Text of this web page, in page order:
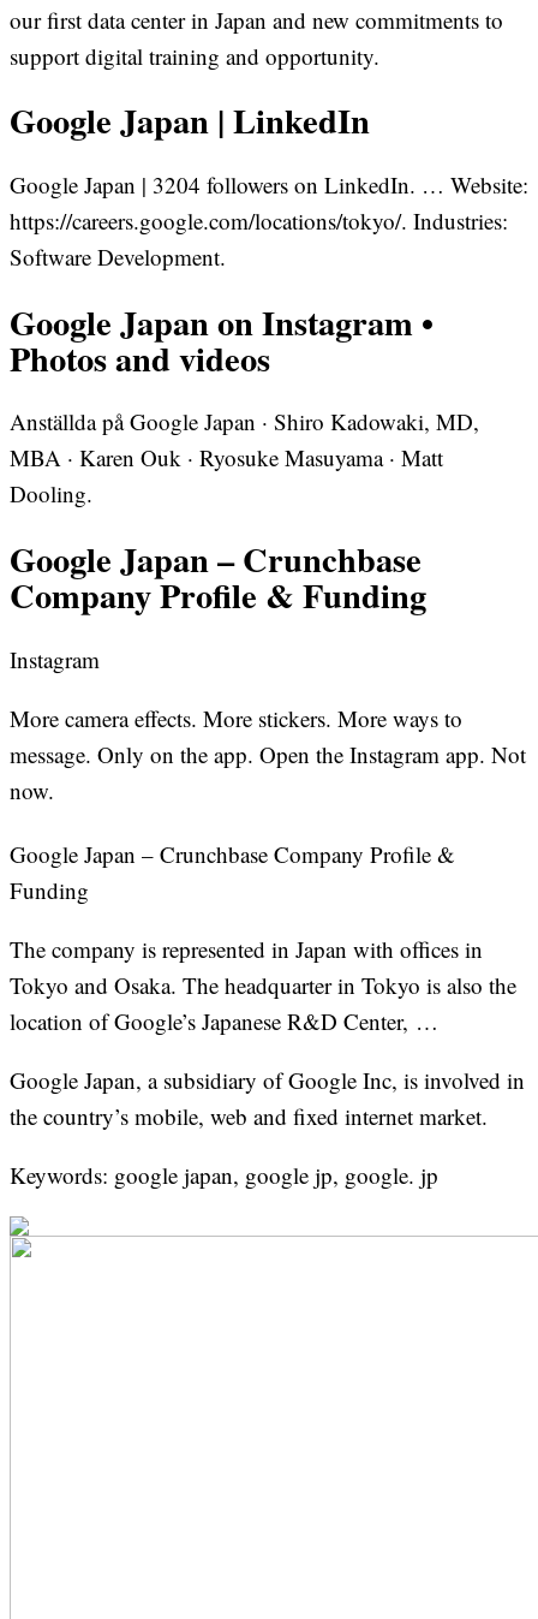
our first data center in Japan and new commitments to
support digital training and opportunity.
Google Japan | LinkedIn
Google Japan | 3204 followers on LinkedIn. … Website:
https://careers.google.com/locations/tokyo/. Industries:
Software Development.
Google Japan on Instagram •
Photos and videos
Anställda på Google Japan · Shiro Kadowaki, MD,
MBA · Karen Ouk · Ryosuke Masuyama · Matt
Dooling.
Google Japan – Crunchbase
Company Profile & Funding
Instagram
More camera effects. More stickers. More ways to
message. Only on the app. Open the Instagram app. Not
now.
Google Japan – Crunchbase Company Profile &
Funding
The company is represented in Japan with offices in
Tokyo and Osaka. The headquarter in Tokyo is also the
location of Google’s Japanese R&D Center, …
Google Japan, a subsidiary of Google Inc, is involved in
the country’s mobile, web and fixed internet market.
Keywords: google japan, google jp, google. jp